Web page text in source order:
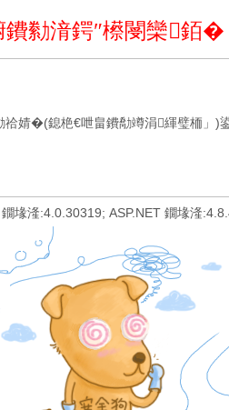
勬湇鍔″櫒閿欒銆�
祫婧�(鎴栬€呭畠鐨勪竴涓緷璧栭」)
堟湰:4.0.30319; ASP.NET 鐗堟湰